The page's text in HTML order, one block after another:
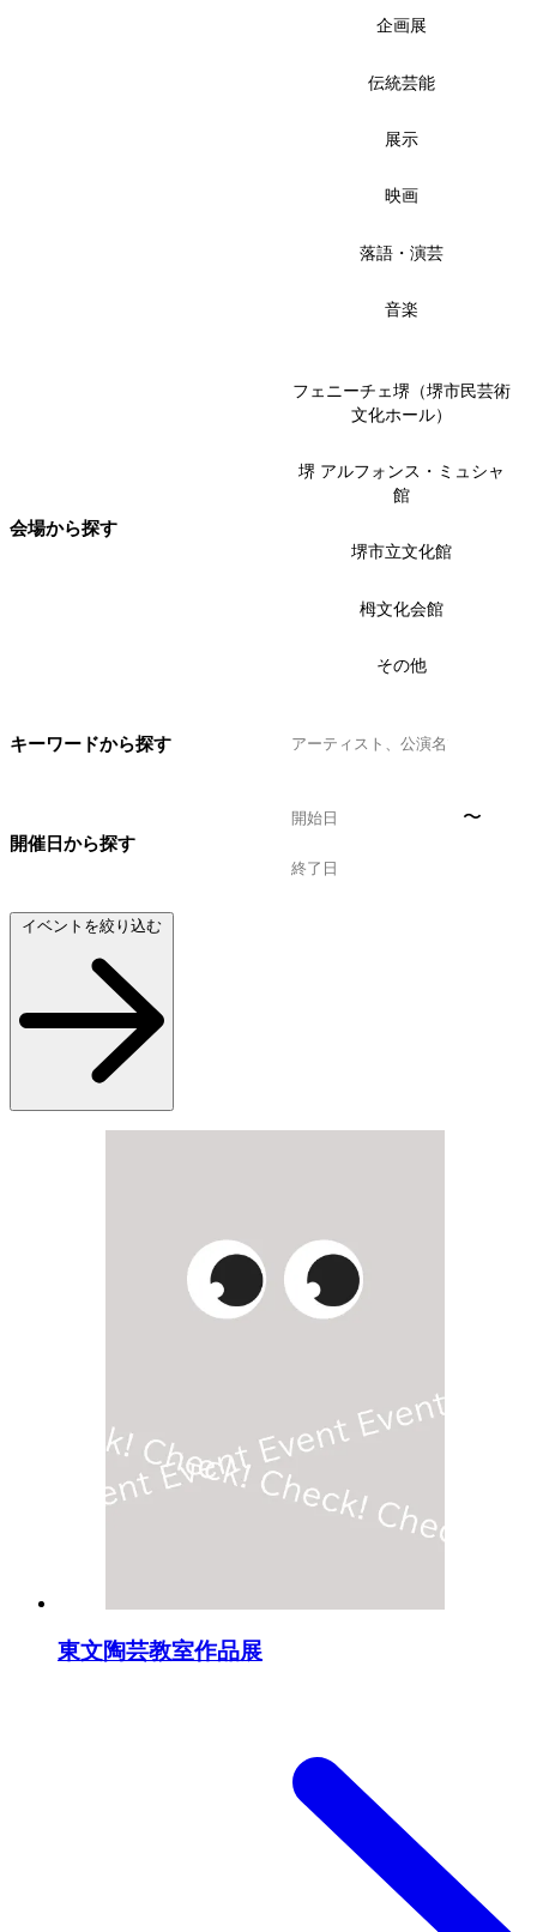
企画展
伝統芸能
展示
映画
落語・演芸
音楽
会場から探す
フェニーチェ堺（堺市民芸術
文化ホール）
堺 アルフォンス・ミュシャ
館
堺市立文化館
栂文化会館
その他
キーワードから探す
開催日から探す
〜
イベントを絞り込む
東文陶芸教室作品展